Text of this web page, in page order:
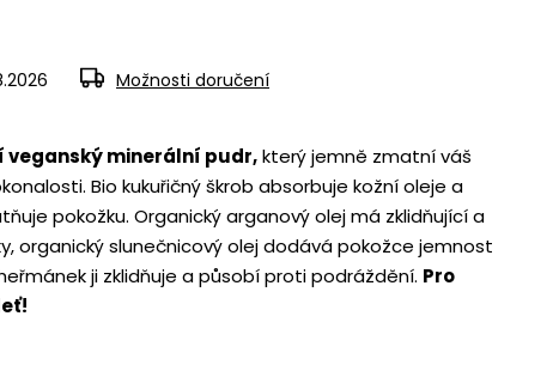
minerální pudr,který jemně zmatní váš
Bio kukuřičný škrob absorbuje kožní oleje a
pokožku. Organický arganový olej má zklidňující a
organický slunečnicový olej dodává pokožce jemnost
ji zklidňuje a působí proti podráždění. Pro
Možnosti doručení